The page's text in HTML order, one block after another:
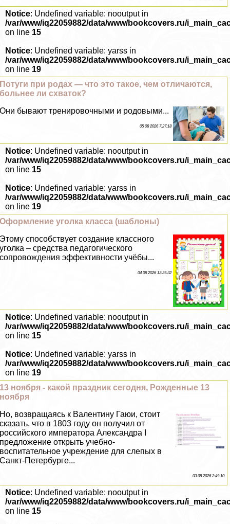
Notice: Undefined variable: nooutput in
/var/www/iq22059882/data/www/bookcovers.ru/
on line 15
Notice: Undefined variable: yarss in
/var/www/iq22059882/data/www/bookcovers.ru/
on line 19
Потуги при родах — что это такое, чем отличаются,
больнее ли схваток?
Они бывают тренировочными и родовыми...
05 08 2026 7:27:18
Notice: Undefined variable: nooutput in
/var/www/iq22059882/data/www/bookcovers.ru/
on line 15
Notice: Undefined variable: yarss in
/var/www/iq22059882/data/www/bookcovers.ru/
on line 19
Оформление уголка класса (шаблоны)
Этому способствует создание классного
уголка – средства педагогического
сопровождения эффективности учёбы...
04 08 2026 13:25:32
Notice: Undefined variable: nooutput in
/var/www/iq22059882/data/www/bookcovers.ru/
on line 15
Notice: Undefined variable: yarss in
/var/www/iq22059882/data/www/bookcovers.ru/
on line 19
13 ноября - какой праздник сегодня, Рожденные 13
ноября
Но, возвращаясь к Валентину Гаюи, стоит
сказать, что в 1803 году он получил от
российского императора Александра I
предложение открыть учебно-
воспитательное учреждение для слепых в
Санкт-Петербурге...
03 08 2026 2:49:10
Notice: Undefined variable: nooutput in
/var/www/iq22059882/data/www/bookcovers.ru/
on line 15